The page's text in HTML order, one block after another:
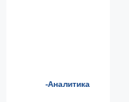
-Аналитика